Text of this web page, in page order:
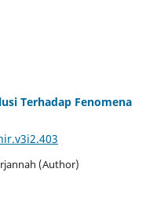
Terhadap Fenomena
(Author)